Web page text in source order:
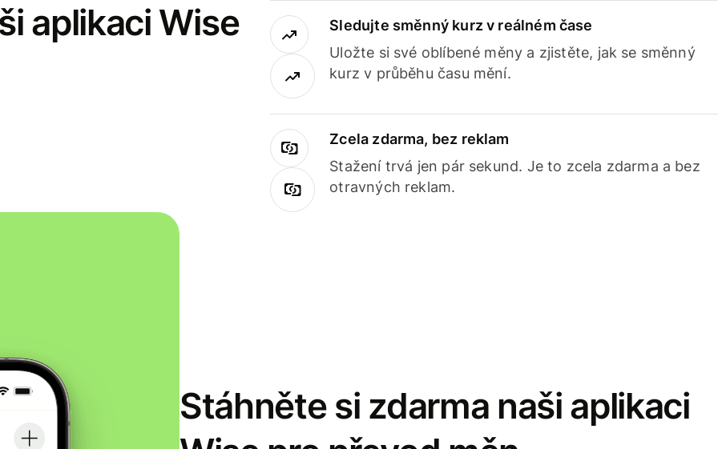
aplikaci Wise
Sledujte směnný kurz v reálném čase
Uložte si své oblíbené měny a zjistěte, jak se směnný
kurz v průběhu času mění.
Zcela zdarma, bez reklam
Stažení trvá jen pár sekund. Je to zcela zdarma a bez
otravných reklam.
Stáhněte si zdarma naši aplikaci